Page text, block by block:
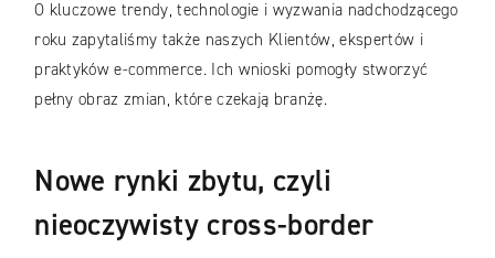
O kluczowe trendy, technologie i wyzwania nadchodzącego
roku zapytaliśmy także naszych Klientów, ekspertów i
praktyków e-commerce. Ich wnioski pomogły stworzyć
pełny obraz zmian, które czekają branżę.
Nowe rynki zbytu, czyli
nieoczywisty cross-border